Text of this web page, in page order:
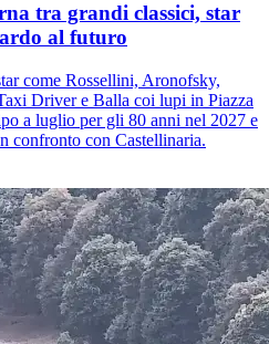
tra grandi classici, star
al futuro
come Rossellini, Aronofsky,
Driver e Balla coi lupi in Piazza
a luglio per gli 80 anni nel 2027 e
confronto con Castellinaria.